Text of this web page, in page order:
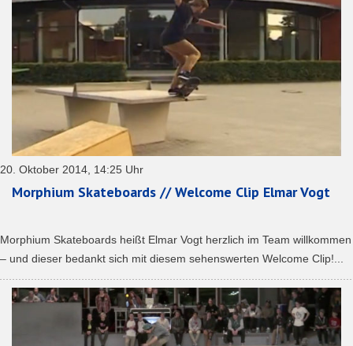
20. Oktober 2014, 14:25 Uhr
Morphium Skateboards // Welcome Clip Elmar Vogt
Morphium Skateboards heißt Elmar Vogt herzlich im Team willkommen
– und dieser bedankt sich mit diesem sehenswerten Welcome Clip!...